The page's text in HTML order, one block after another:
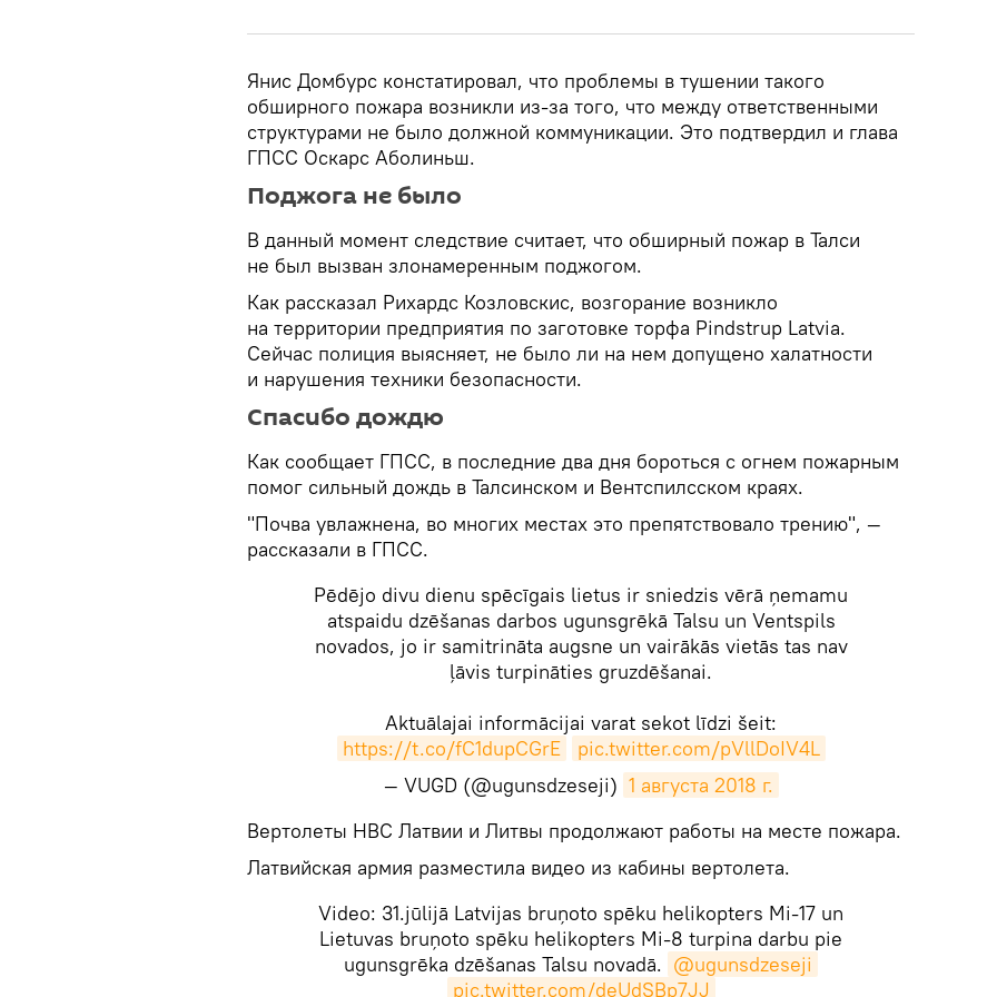
Янис Домбурс констатировал, что проблемы в тушении такого
обширного пожара возникли из-за того, что между ответственными
структурами не было должной коммуникации. Это подтвердил и глава
ГПСС Оскарс Аболиньш.
Поджога не было
В данный момент следствие считает, что обширный пожар в Талси
не был вызван злонамеренным поджогом.
Как рассказал Рихардс Козловскис, возгорание возникло
на территории предприятия по заготовке торфа Pindstrup Latvia.
Сейчас полиция выясняет, не было ли на нем допущено халатности
и нарушения техники безопасности.
Спасибо дождю
Как сообщает ГПСС, в последние два дня бороться с огнем пожарным
помог сильный дождь в Талсинском и Вентспилсском краях.
"Почва увлажнена, во многих местах это препятствовало трению", —
рассказали в ГПСС.
Pēdējo divu dienu spēcīgais lietus ir sniedzis vērā ņemamu
atspaidu dzēšanas darbos ugunsgrēkā Talsu un Ventspils
novados, jo ir samitrināta augsne un vairākās vietās tas nav
ļāvis turpināties gruzdēšanai.
Aktuālajai informācijai varat sekot līdzi šeit:
https://t.co/fC1dupCGrE
pic.twitter.com/pVllDoIV4L
— VUGD (@ugunsdzeseji) 1 августа 2018 г.
​Вертолеты НВС Латвии и Литвы продолжают работы на месте пожара.
Латвийская армия разместила видео из кабины вертолета.
Video: 31.jūlijā Latvijas bruņoto spēku helikopters Mi-17 un
Lietuvas bruņoto spēku helikopters Mi-8 turpina darbu pie
ugunsgrēka dzēšanas Talsu novadā. @ugunsdzeseji
pic.twitter.com/deUdSBp7JJ